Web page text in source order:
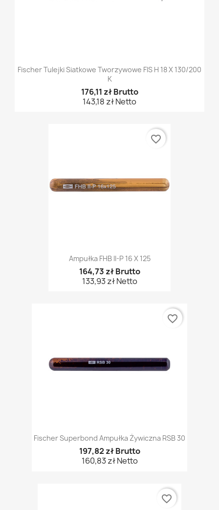
Fischer Tulejki Siatkowe Tworzywowe FIS H 18 X 130/200
K
176,11 zł Brutto
143,18 zł Netto
Ampułka FHB II-P 16 X 125
164,73 zł Brutto
133,93 zł Netto
favorite_border
Fischer Superbond Ampułka Żywiczna RSB 30
197,82 zł Brutto
160,83 zł Netto
favorite_border
favorite_border